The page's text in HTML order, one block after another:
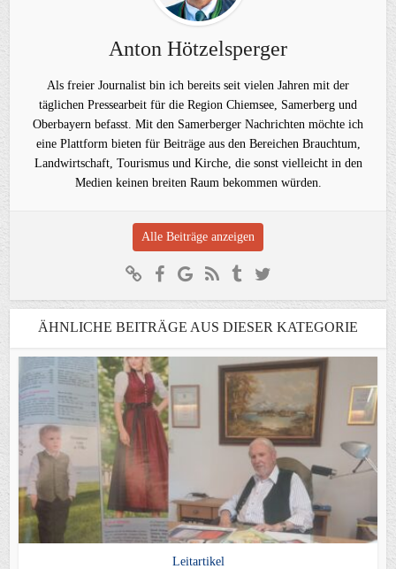
Anton Hötzelsperger
Als freier Journalist bin ich bereits seit vielen Jahren mit der
täglichen Pressearbeit für die Region Chiemsee, Samerberg und
Oberbayern befasst. Mit den Samerberger Nachrichten möchte ich
eine Plattform bieten für Beiträge aus den Bereichen Brauchtum,
Landwirtschaft, Tourismus und Kirche, die sonst vielleicht in den
Medien keinen breiten Raum bekommen würden.
Alle Beiträge anzeigen
ÄHNLICHE BEITRÄGE AUS DIESER KATEGORIE
Leitartikel